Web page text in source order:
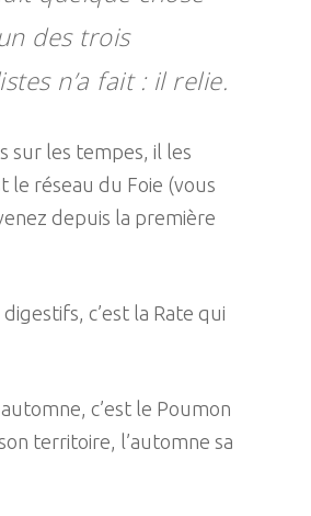
des trois
n’a fait : il relie.
sur les tempes, il les
le réseau du Foie (vous
depuis la première
c’est la Rate qui
automne, c’est le Poumon
territoire, l’automne sa